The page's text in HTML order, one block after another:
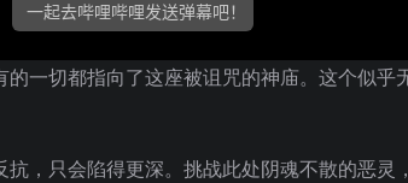
一切都指向了这座被诅咒的神庙。这个似乎
，只会陷得更深。挑战此处阴魂不散的恶灵